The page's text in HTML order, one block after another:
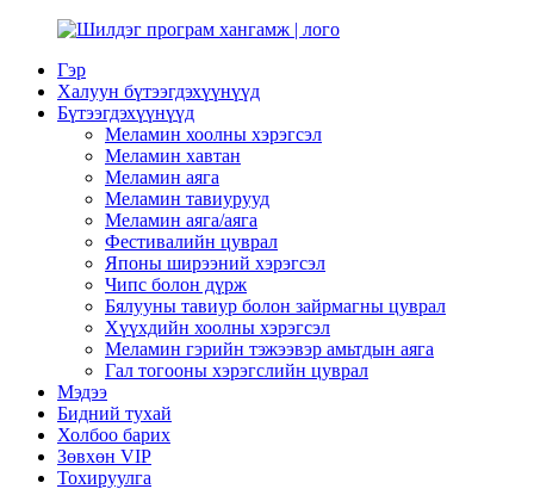
Гэр
Халуун бүтээгдэхүүнүүд
Бүтээгдэхүүнүүд
Меламин хоолны хэрэгсэл
Меламин хавтан
Меламин аяга
Меламин тавиурууд
Меламин аяга/аяга
Фестивалийн цуврал
Японы ширээний хэрэгсэл
Чипс болон дүрж
Бялууны тавиур болон зайрмагны цуврал
Хүүхдийн хоолны хэрэгсэл
Меламин гэрийн тэжээвэр амьтдын аяга
Гал тогооны хэрэгслийн цуврал
Мэдээ
Бидний тухай
Холбоо барих
Зөвхөн VIP
Тохируулга